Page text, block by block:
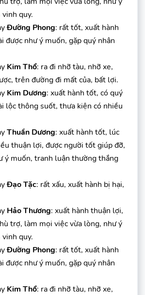
quy.
Đường Phong: rất tốt, xuất hành
được như ý muốn, gặp quý nhân
Kim Thổ: ra đi nhỡ tàu, nhỡ xe,
trên đường đi mất của, bất lợi.
Kim Dương: xuất hành tốt, có quý
lộc thông suốt, thưa kiện có nhiều
Thuần Dương: xuất hành tốt, lúc
thuận lợi, được người tốt giúp đỡ,
ý muốn, tranh luận thường thắng
Đạo Tặc: rất xấu, xuất hành bị hại,
Hảo Thương: xuất hành thuận lợi,
trợ, làm mọi việc vừa lòng, như ý
quy.
Đường Phong: rất tốt, xuất hành
được như ý muốn, gặp quý nhân
Kim Thổ: ra đi nhỡ tàu, nhỡ xe,